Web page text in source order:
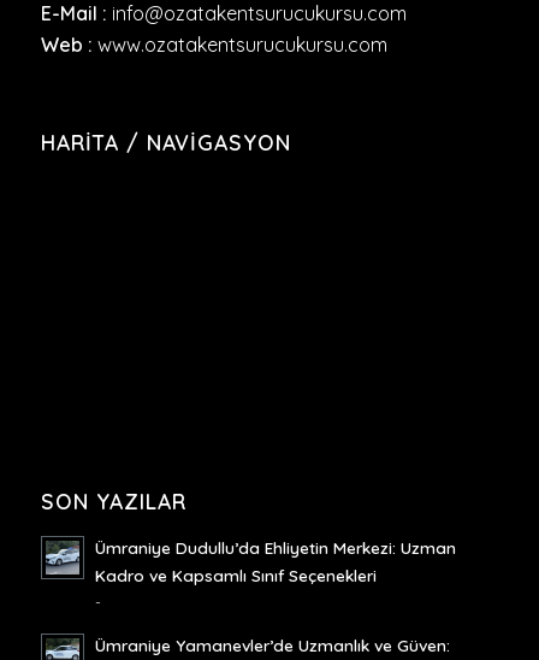
E-Mail : info@ozatakentsurucukursu.com
Web : www.ozatakentsurucukursu.com
HARITA / NAVIGASYON
SON YAZILAR
Ümraniye Dudullu’da Ehliyetin Merkezi: Uzman
Kadro ve Kapsamlı Sınıf Seçenekleri
-
Ümraniye Yamanevler’de Uzmanlık ve Güven: